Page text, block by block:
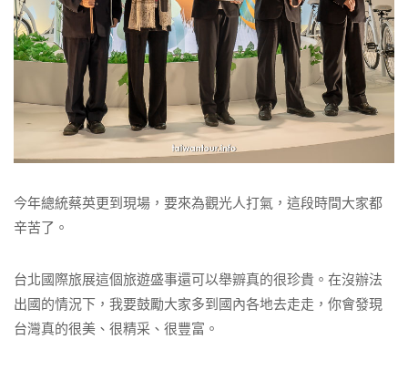
今年總統蔡英更到現場，要來為觀光人打氣，這段時間大家都
辛苦了。
台北國際旅展這個旅遊盛事還可以舉辧真的很珍貴。在沒辦法
出國的情況下，我要鼓勵大家多到國內各地去走走，你會發現
台灣真的很美、很精采、很豐富。